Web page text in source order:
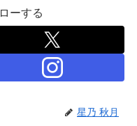
ーする
星乃 秋月